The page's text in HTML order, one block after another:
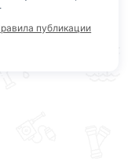
публикации